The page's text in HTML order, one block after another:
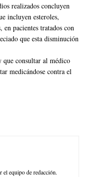
realizados concluyen
incluyen esteroles,
pacientes tratados con
que esta disminución
consultar al médico
medicándose contra el
el equipo de redacción.